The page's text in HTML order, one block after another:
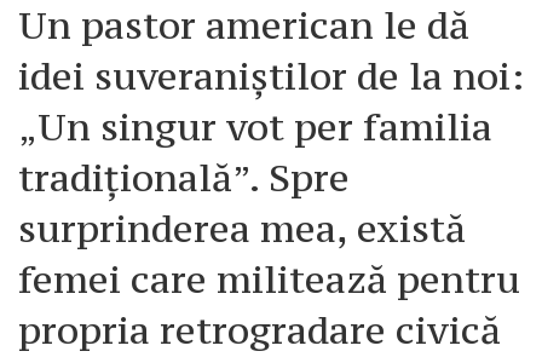
Un pastor american le dă
idei suveraniștilor de la noi:
„Un singur vot per familia
tradițională”. Spre
surprinderea mea, există
femei care militează pentru
propria retrogradare civică